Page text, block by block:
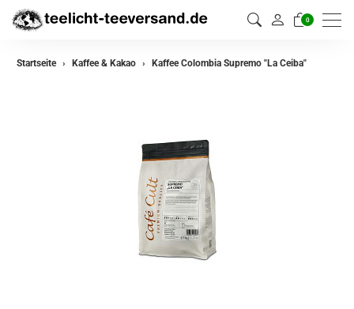
0
Startseite Kaffee & Kakao Kaffee Colombia Supremo "La Ceiba"